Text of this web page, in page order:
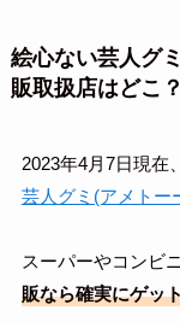
絵心ない芸人グ
販取扱店はどこ
2023年4月7日現在、
芸人グミ(アメトー
スーパーやコンビ
販なら確実にゲッ